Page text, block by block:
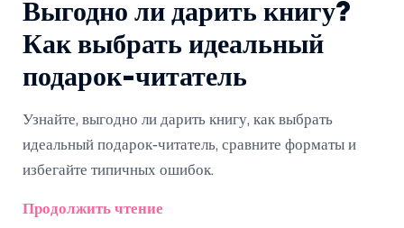
Выгодно ли дарить книгу?
Как выбрать идеальный
подарок-читатель
Узнайте, выгодно ли дарить книгу, как выбрать
идеальный подарок‑читатель, сравните форматы и
избегайте типичных ошибок.
Продолжить чтение